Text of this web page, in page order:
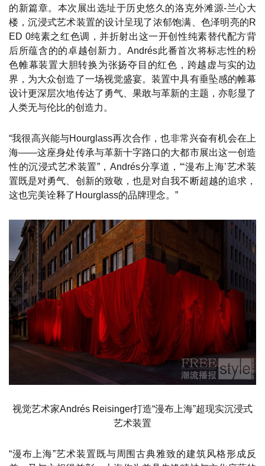
的新篇章。本次展出选址于历史悠久的洛克外滩源-兰心大
楼，沉浸式艺术装置的设计呈现了浓郁饱满、色泽明亮的R
ED 0纯素之红色调，并折射出这一开创性纯素替代配方背
后所蕴含的的卓越创新力。Andrés此番首次将标志性的粉
色帷幕装置大胆转换为张扬夺目的红色，跨越虚与实的边
界，为大众创造了一场视觉盛宴。装置中具有垂坠感的帷幕
设计更深层次地传达了勇气、果敢与革新的主题，亦彰显了
人类无与伦比的创造力。
“我很高兴能与Hourglass再次合作，也非常兴奋有机会在上
海——这座身处传承与革新十字路口的大都市展出这一创造
性的沉浸式艺术装置”，Andrés分享道，“‘漫布上海’艺术装
置既是对勇气、创新的致敬，也是对自我不断超越的追求，
这也完美诠释了Hourglass的品牌理念。”
视觉艺术家Andrés Reisinger打造“漫布上海”超现实沉浸式
艺术装置
“漫布上海”艺术装置既与周围古典雅致的建筑风格形成反